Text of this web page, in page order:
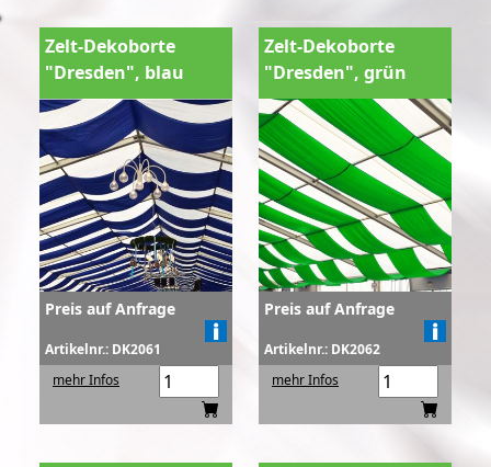
Zelt-Dekoborte
"Dresden", blau
Preis auf Anfrage
Artikelnr.: DK2061
mehr Infos
Zelt-Dekoborte
"Dresden", grün
Preis auf Anfrage
Artikelnr.: DK2062
mehr Infos